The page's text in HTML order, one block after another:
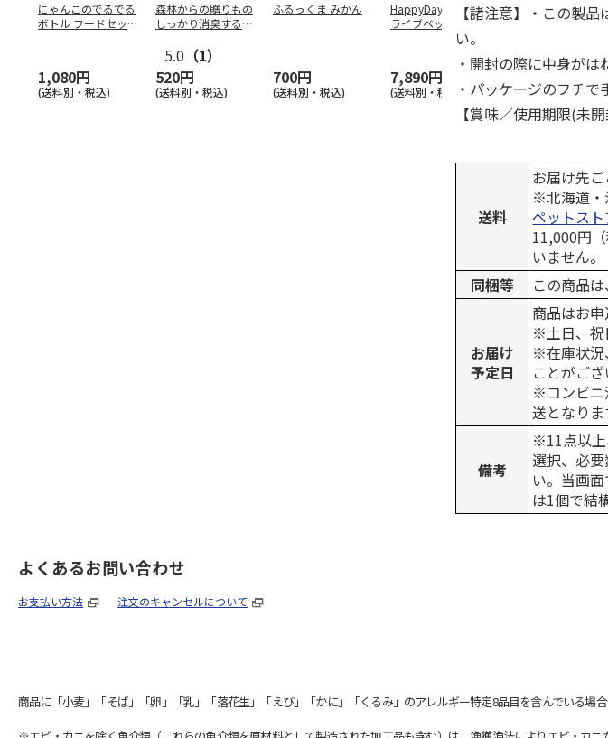
にゃんこのでるでる
ボトル フードセッ
1,080円
(送料別・税込)
森林からの贈りもの
しっかり消臭するひ
5.0 （1）
520円
(送料別・税込)
ふるっくま みかん
700円
(送料別・税込)
HappyDays 2wayド
ライブベッド グレ
7,890円
(送料別・税込)
獣医師開発 ニオイ
をとる砂専用 猫ト
1,550円
(送料別・税込)
【諸注意】・この製
い。
・開封の際に中身がは
・パッケージのフチで
【賞味／使用期限(未
送料
お届け先ご
※北海道・
ペットスト
11,000円
いません。
同梱等
この商品
お届け
予定日
商品はお
※土日、祝
※在庫状況
ことがご
※コンビニ
送となりま
備考
※11点以上
選択、必
い。当画
は1個で結
よくあるお問い合わせ
お支払い方法 注文のキャンセルについて
商品に「小麦」「そば」「卵」「乳」「落花生」「えび」「かに」「くるみ」のアレルギー特定8品目を含んでいる場合